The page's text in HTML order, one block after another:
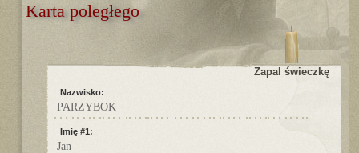
Karta poległego
Zapal świeczkę
Nazwisko:
PARZYBOK
Imię #1:
Jan